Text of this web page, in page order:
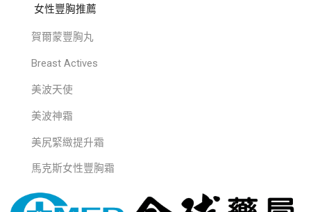
女性豐胸推薦
賀爾蒙豐胸丸
Breast Actives
美波天使
美波神霜
美尻緊緻提升霜
馬克斯女性豐胸霜